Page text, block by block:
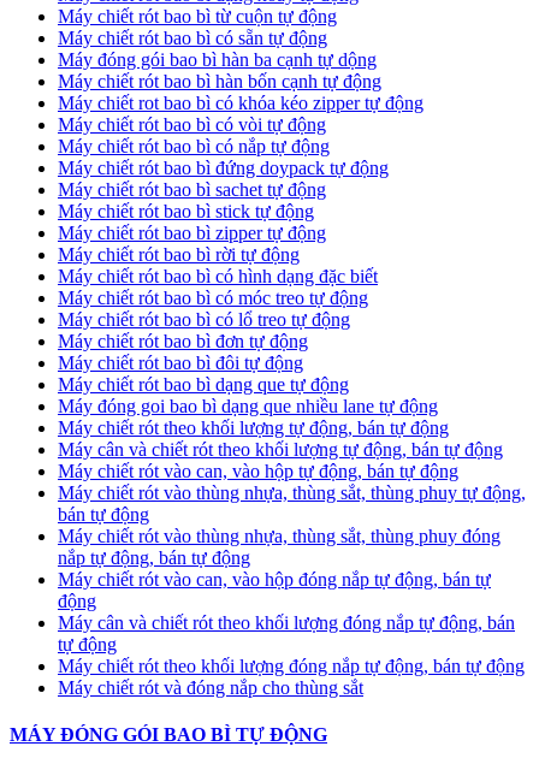
Máy chiết rót bao bì từ cuộn tự động
Máy chiết rót bao bì có sẵn tự động
Máy đóng gói bao bì hàn ba cạnh tự dộng
Máy chiết rót bao bì hàn bốn cạnh tự động
Máy chiết rot bao bì có khóa kéo zipper tự động
Máy chiết rót bao bì có vòi tự động
Máy chiết rót bao bì có nắp tự động
Máy chiết rót bao bì đứng doypack tự động
Máy chiết rót bao bì sachet tự động
Máy chiết rót bao bì stick tự động
Máy chiết rót bao bì zipper tự động
Máy chiết rót bao bì rời tự động
Máy chiết rót bao bì có hình dạng đặc biết
Máy chiết rót bao bì có móc treo tự động
Máy chiết rót bao bì có lổ treo tự động
Máy chiết rót bao bì đơn tự động
Máy chiết rót bao bì đôi tự động
Máy chiết rót bao bì dạng que tự động
Máy đóng goi bao bì dạng que nhiều lane tự động
Máy chiết rót theo khối lượng tự động, bán tự động
Máy cân và chiết rót theo khối lượng tự động, bán tự động
Máy chiết rót vào can, vào hộp tự động, bán tự động
Máy chiết rót vào thùng nhựa, thùng sắt, thùng phuy tự động,
bán tự động
Máy chiết rót vào thùng nhựa, thùng sắt, thùng phuy đóng
nắp tự động, bán tự động
Máy chiết rót vào can, vào hộp đóng nắp tự động, bán tự
động
Máy cân và chiết rót theo khối lượng đóng nắp tự động, bán
tự động
Máy chiết rót theo khối lượng đóng nắp tự động, bán tự động
Máy chiết rót và đóng nắp cho thùng sắt
MÁY ĐÓNG GÓI BAO BÌ TỰ ĐỘNG